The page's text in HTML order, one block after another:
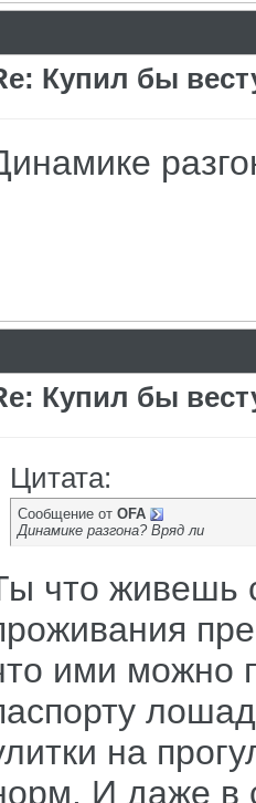
Купил бы
Купил бы
Цитата:
Сообщение от OFA
Динамике разгона? Вряд ли
что живешь
ими можно
на
И даже в